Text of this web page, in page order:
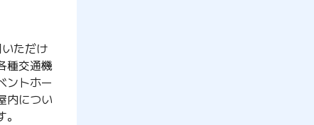
ただけ
種交通機
ントホー
内につい